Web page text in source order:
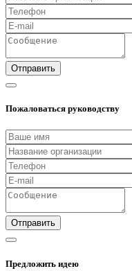
Отправить
Пожаловаться руководству
Отправить
Предложить идею